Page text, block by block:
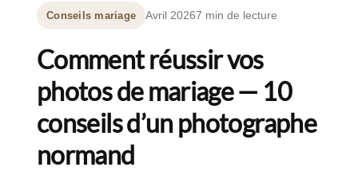
Conseils mariage Avril 20267 min de lecture
Comment réussir vos
photos de mariage — 10
conseils d’un photographe
normand